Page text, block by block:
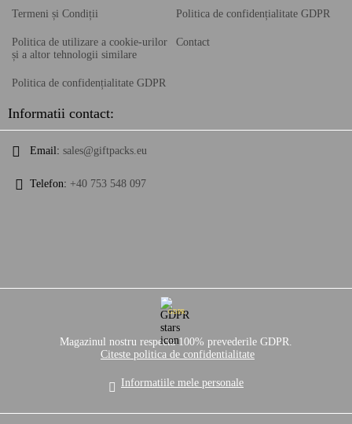
Termeni și Condiții
Politica de utilizare a cookie-urilor
și a altor tehnologii similare
Politica de confidențialitate GDPR
Politica de confidențialitate GDPR
Contact
Informatii contact:
Email: sales@giftpacks.eu
Telefon: +40 753 548 097
GDPR
Magazinul nostru respecta 100% prevederile GDPR.
Citeste politica de confidentialitate
Informatiile mele personale